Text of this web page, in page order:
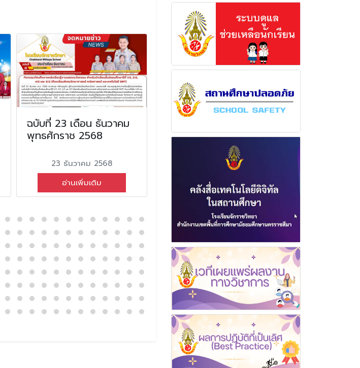
ฉบับที่ 23 เดือน ธันวาคม
พุทธศักราช 2568
23 ธันวาคม 2568
อ่านเพิ่มเติม
พุทธศักราช 2567
23 พฤษภาคม 2567
อ่านเพิ่มเติม
พุทธศักราช